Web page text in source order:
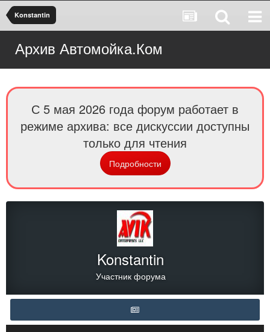
Konstantin
Архив Автомойка.Ком
С 5 мая 2026 года форум работает в
режиме архива: все дискуссии доступны
только для чтения
Подробности
Konstantin
Участник форума